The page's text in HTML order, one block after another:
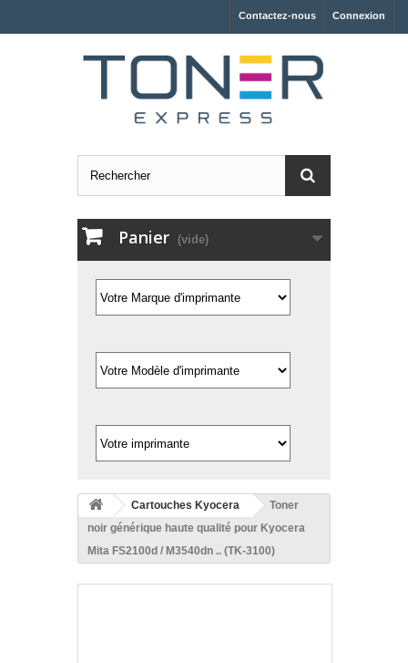
Connexion
Contactez-nous
Panier (vide)
Cartouches Kyocera
Toner
noir générique haute qualité pour Kyocera
Mita FS2100d / M3540dn .. (TK-3100)